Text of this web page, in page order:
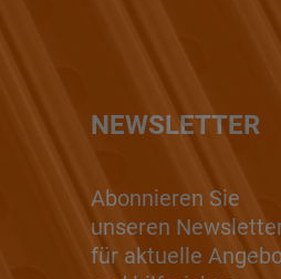
NEWSLETTER
Abonnieren Sie
unseren
für aktuelle